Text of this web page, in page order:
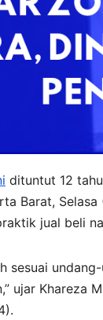
dituntut 12
Barat,
jual beli
sesuai
ujar Khareza